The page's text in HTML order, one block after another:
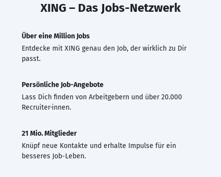
XING – Das Jobs-Netzwerk
Über eine Million Jobs
Entdecke mit XING genau den Job, der wirklich zu Dir
passt.
Persönliche Job-Angebote
Lass Dich finden von Arbeitgebern und über 20.000
Recruiter·innen.
21 Mio. Mitglieder
Knüpf neue Kontakte und erhalte Impulse für ein
besseres Job-Leben.